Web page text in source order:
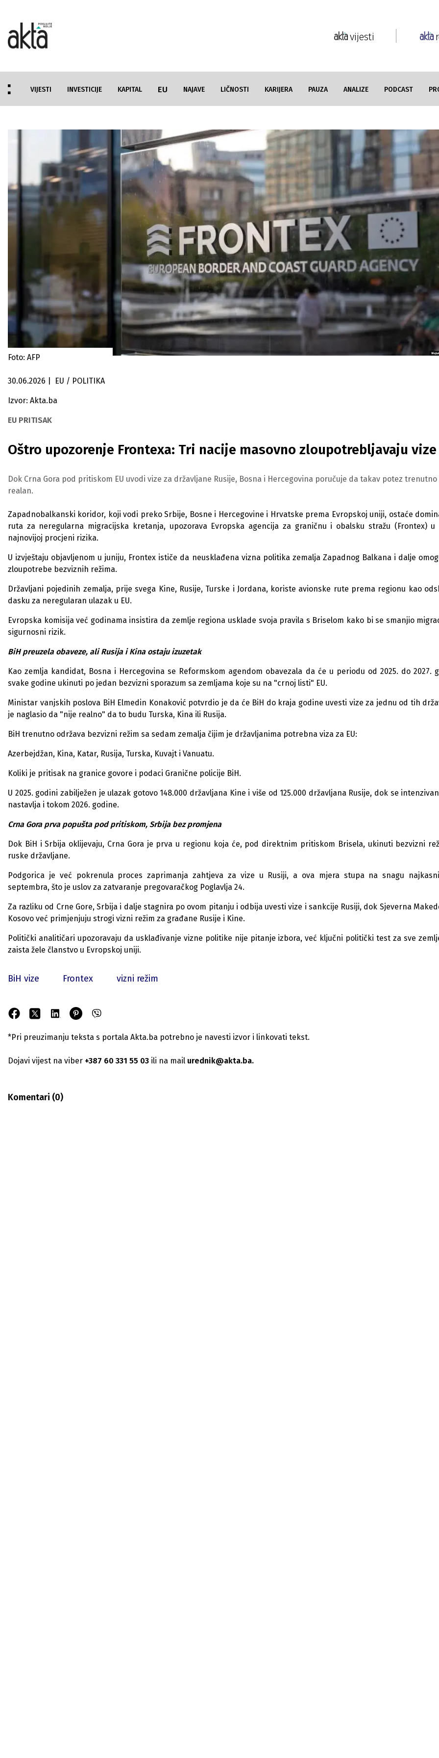
vijesti
VIJESTI INVESTICIJE KAPITAL EU NAJAVE LIČNOSTI KARIJERA PAUZA ANALIZE PODCAST
Foto: AFP
30.06.2026 EU / POLITIKA
Izvor: Akta.ba
EU PRITISAK
Oštro upozorenje Frontexa: Tri nacije masovno zloupotrebljavaju vize
Dok Crna Gora pod pritiskom EU uvodi vize za državljane Rusije, Bosna i Hercegovina poručuje da takav potez trenutno
realan.
Zapadnobalkanski koridor, koji vodi preko Srbije, Bosne i Hercegovine i Hrvatske prema Evropskoj uniji, ostaće
ruta za neregularna migracijska kretanja, upozorava Evropska agencija za graničnu i obalsku stražu (Frontex) u
najnovijoj procjeni rizika.
U izvještaju objavljenom u juniju, Frontex ističe da neusklađena vizna politika zemalja Zapadnog Balkana i dalje
zloupotrebe bezviznih režima.
Državljani pojedinih zemalja, prije svega Kine, Rusije, Turske i Jordana, koriste avionske rute prema regionu kao
dasku za neregularan ulazak u EU.
Evropska komisija već godinama insistira da zemlje regiona usklade svoja pravila s Briselom kako bi se smanjio
sigurnosni rizik.
BiH preuzela obaveze, ali Rusija i Kina ostaju izuzetak
Kao zemlja kandidat, Bosna i Hercegovina se Reformskom agendom obavezala da će u periodu od 2025. do 2027.
svake godine ukinuti po jedan bezvizni sporazum sa zemljama koje su na "crnoj listi" EU.
Ministar vanjskih poslova BiH Elmedin Konaković potvrdio je da će BiH do kraja godine uvesti vize za jednu od tih
je naglasio da "nije realno" da to budu Turska, Kina ili Rusija.
BiH trenutno održava bezvizni režim sa sedam zemalja čijim je državljanima potrebna viza za EU:
Azerbejdžan, Kina, Katar, Rusija, Turska, Kuvajt i Vanuatu.
Koliki je pritisak na granice govore i podaci Granične policije BiH.
U 2025. godini zabilježen je ulazak gotovo 148.000 državljana Kine i više od 125.000 državljana Rusije, dok se
nastavlja i tokom 2026. godine.
Crna Gora prva popušta pod pritiskom, Srbija bez promjena
Dok BiH i Srbija oklijevaju, Crna Gora je prva u regionu koja će, pod direktnim pritiskom Brisela, ukinuti bezvizni
ruske državljane.
Podgorica je već pokrenula proces zaprimanja zahtjeva za vize u Rusiji, a ova mjera stupa na snagu
septembra, što je uslov za zatvaranje pregovaračkog Poglavlja 24.
Za razliku od Crne Gore, Srbija i dalje stagnira po ovom pitanju i odbija uvesti vize i sankcije Rusiji, dok Sjeverna
Kosovo već primjenjuju strogi vizni režim za građane Rusije i Kine.
Politički analitičari upozoravaju da usklađivanje vizne politike nije pitanje izbora, već ključni politički test za sve
zaista žele članstvo u Evropskoj uniji.
BiH vize Frontex vizni režim
*Pri preuzimanju teksta s portala Akta.ba potrebno je navesti izvor i linkovati tekst.
Dojavi vijest na viber +387 60 331 55 03 ili na mail urednik@akta.ba.
Komentari (0)